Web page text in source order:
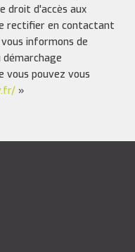
droit d'accès aux
rectifier en contactant
vous informons de
vous pouvez vous
»